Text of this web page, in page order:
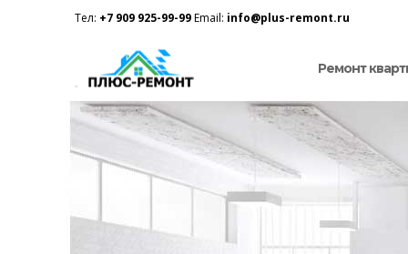
Тел: +7 909 925-99-99Email: info@plus-remont.ru
Ремонт